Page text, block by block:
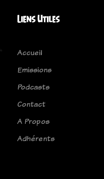
Liens Utiles
Accueil
Emissions
Podcasts
Contact
A Propos
Adhérents